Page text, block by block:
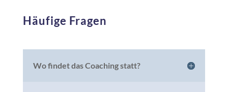
Häufige Fragen
Wo findet das Coaching statt?